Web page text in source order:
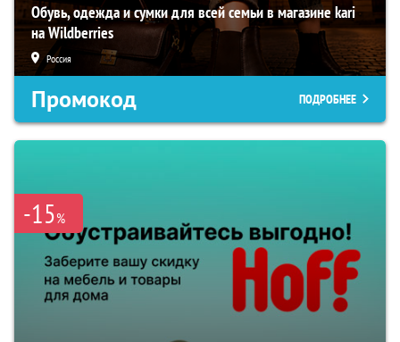
Обувь, одежда и сумки для всей семьи в магазине kari
на Wildberries
Россия
Промокод ПОДРОБНЕЕ
-15%